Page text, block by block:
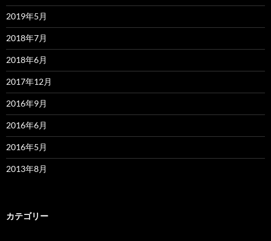
2019年5月
2018年7月
2018年6月
2017年12月
2016年9月
2016年6月
2016年5月
2013年8月
カテゴリー